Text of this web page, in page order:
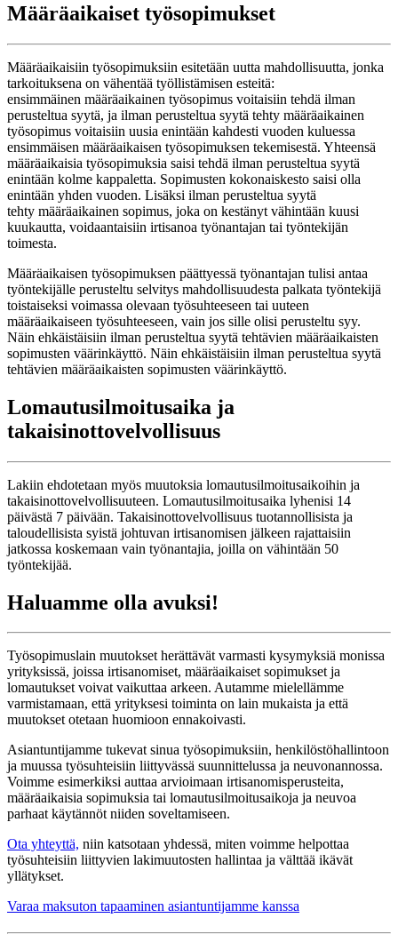
Määräaikaiset työsopimukset
Määräaikaisiin työsopimuksiin esitetään uutta mahdollisuutta, jonka
tarkoituksena on vähentää työllistämisen esteitä:
ensimmäinen määräaikainen työsopimus voitaisiin tehdä ilman
perusteltua syytä, ja ilman perusteltua syytä tehty määräaikainen
työsopimus voitaisiin uusia enintään kahdesti vuoden kuluessa
ensimmäisen määräaikaisen työsopimuksen tekemisestä. Yhteensä
määräaikaisia työsopimuksia saisi tehdä ilman perusteltua syytä
enintään kolme kappaletta. Sopimusten kokonaiskesto saisi olla
enintään yhden vuoden. Lisäksi ilman perusteltua syytä
tehty määräaikainen sopimus, joka on kestänyt vähintään kuusi
kuukautta, voidaantaisiin irtisanoa työnantajan tai työntekijän
toimesta.
Määräaikaisen työsopimuksen päättyessä työnantajan tulisi antaa
työntekijälle perusteltu selvitys mahdollisuudesta palkata työntekijä
toistaiseksi voimassa olevaan työsuhteeseen tai uuteen
määräaikaiseen työsuhteeseen, vain jos sille olisi perusteltu syy.
Näin ehkäistäisiin ilman perusteltua syytä tehtävien määräaikaisten
sopimusten väärinkäyttö. Näin ehkäistäisiin ilman perusteltua syytä
tehtävien määräaikaisten sopimusten väärinkäyttö.
Lomautusilmoitusaika ja
takaisinottovelvollisuus
Lakiin ehdotetaan myös muutoksia lomautusilmoitusaikoihin ja
takaisinottovelvollisuuteen. Lomautusilmoitusaika lyhenisi 14
päivästä 7 päivään. Takaisinottovelvollisuus tuotannollisista ja
taloudellisista syistä johtuvan irtisanomisen jälkeen rajattaisiin
jatkossa koskemaan vain työnantajia, joilla on vähintään 50
työntekijää.
Haluamme olla avuksi!
Työsopimuslain muutokset herättävät varmasti kysymyksiä monissa
yrityksissä, joissa irtisanomiset, määräaikaiset sopimukset ja
lomautukset voivat vaikuttaa arkeen. Autamme mielellämme
varmistamaan, että yrityksesi toiminta on lain mukaista ja että
muutokset otetaan huomioon ennakoivasti.
Asiantuntijamme tukevat sinua työsopimuksiin, henkilöstöhallintoon
ja muussa työsuhteisiin liittyvässä suunnittelussa ja neuvonannossa.
Voimme esimerkiksi auttaa arvioimaan irtisanomisperusteita,
määräaikaisia sopimuksia tai lomautusilmoitusaikoja ja neuvoa
parhaat käytännöt niiden soveltamiseen.
Ota yhteyttä, niin katsotaan yhdessä, miten voimme helpottaa
työsuhteisiin liittyvien lakimuutosten hallintaa ja välttää ikävät
yllätykset.
Varaa maksuton tapaaminen asiantuntijamme kanssa